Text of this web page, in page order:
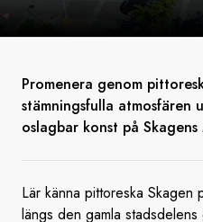
Promenera genom
stämningsfulla atmosfären
oslagbar konst på Skagens
Lär känna pittoreska
längs den gamla